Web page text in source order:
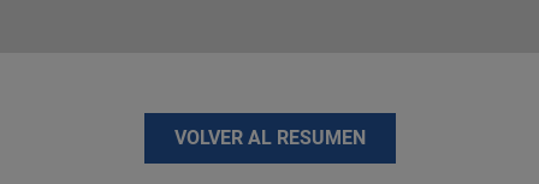
VOLVER AL RESUMEN